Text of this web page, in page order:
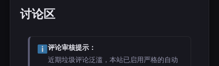
讨论区
评论审核提示：
近期垃圾评论泛滥，本站已启用严格的自动